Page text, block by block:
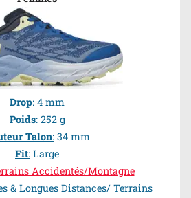
Drop: 4 mm
Poids:252 g
Talon: 34 mm
Fit: Large
Accidentés/Montagne
& Longues Distances/ Terrains